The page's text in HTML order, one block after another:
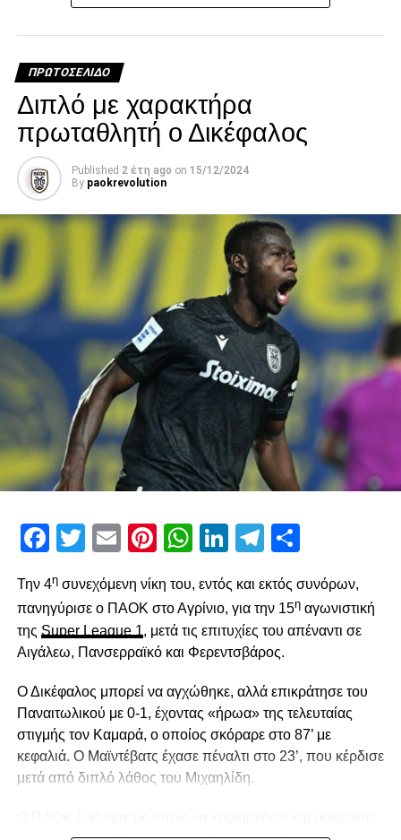
DON'T MISS
ΠΡΩΤΟΣΈΛΙΔΟ
Διπλό με χαρακτήρα
πρωταθλητή ο Δικέφαλος
Published 2 έτη ago on 15/12/2024
By paokrevolution
Facebook
Twitter
EmailPinterest
WhatsApp
LinkedIn
Telegram
Την 4ησυνεχόμενη νίκη του, εντός και εκτός συνόρων,
πανηγύρισε ο ΠΑΟΚ στο Αγρίνιο, για την 15ηαγωνιστική
της Super League 1, μετά τις επιτυχίες του απέναντι σε
Αιγάλεω, Πανσερραϊκό και Φερεντσβάρος.
Ο Δικέφαλος μπορεί να αγχώθηκε, αλλά επικράτησε του
Παναιτωλικού με 0-1, έχοντας «ήρωα» της τελευταίας
στιγμής τον Καμαρά, ο οποίος σκόραρε στο 87’ με
κεφαλιά. Ο Μαϊντέβατς έχασε πέναλτι στο 23’, που κέρδισε
μετά από διπλό λάθος του Μιχαηλίδη.